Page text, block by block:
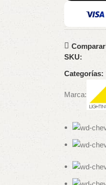
Comparar
SKU:
Categorías:
Marca: